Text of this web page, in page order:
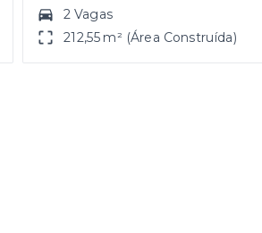
2 Vagas
212,55 m² (Área Construída)